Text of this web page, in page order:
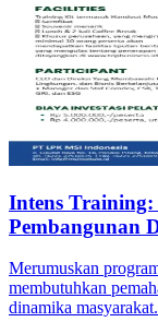
Intens Training:
Pembangunan
Merumuskan
membutuhkan
dinamika